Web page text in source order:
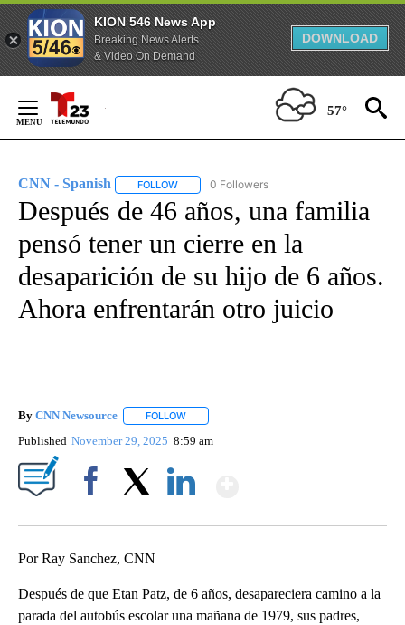
KION 546 News App
Breaking News Alerts
& Video On Demand
DOWNLOAD
Content
57°
CNN - Spanish FOLLOW FOLLOW "CNN - SPANISH" TO RECEIVE
0 Followers
Después de 46 años, una familia
pensó tener un cierre en la
desaparición de su hijo de 6 años.
Ahora enfrentarán otro juicio
By CNN Newsource FOLLOW
Published November 29, 2025 8:59 am
Por Ray Sanchez, CNN
Después de que Etan Patz, de 6 años, desapareciera camino a la
parada del autobús escolar una mañana de 1979, sus padres,